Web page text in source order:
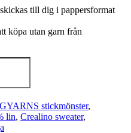
till dig i pappersformat
köpa utan garn från
stickmönster,
lin, Crealino sweater,